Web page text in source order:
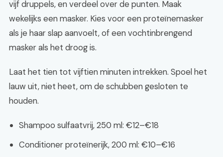
vijf druppels, en verdeel over de punten. Maak
wekelijks een masker. Kies voor een proteïnemasker
als je haar slap aanvoelt, of een vochtinbrengend
masker als het droog is.
Laat het tien tot vijftien minuten intrekken. Spoel het
lauw uit, niet heet, om de schubben gesloten te
houden.
Shampoo sulfaatvrij, 250 ml: €12–€18
Conditioner proteïnerijk, 200 ml: €10–€16